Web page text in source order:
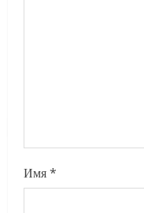
Имя*